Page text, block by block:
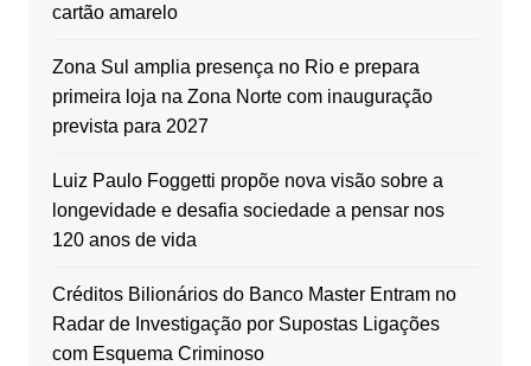
cartão amarelo
Zona Sul amplia presença no Rio e prepara
primeira loja na Zona Norte com inauguração
prevista para 2027
Luiz Paulo Foggetti propõe nova visão sobre a
longevidade e desafia sociedade a pensar nos
120 anos de vida
Créditos Bilionários do Banco Master Entram no
Radar de Investigação por Supostas Ligações
com Esquema Criminoso